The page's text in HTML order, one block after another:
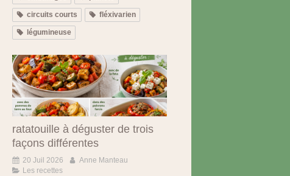
circuits courts fléxivarien
légumineuse
ratatouille à déguster de trois
façons différentes
20 Juil 2026
Anne Manteau
Les recettes